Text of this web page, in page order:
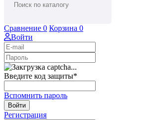
Сравнение 0 Корзина 0
Войти
Введите код защиты*
Вспомнить пароль
Войти
Регистрация